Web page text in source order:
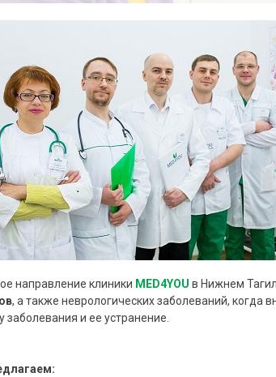
направление клиники MED4YOU в Нижнем
, а также неврологических заболеваний, когда
заболевания и ее устранение.